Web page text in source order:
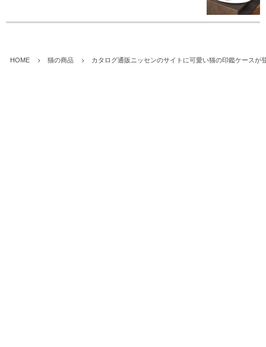
HOME 猫の商品 カタログ通販ニッセンのサイトに可愛い猫の印鑑ケースが